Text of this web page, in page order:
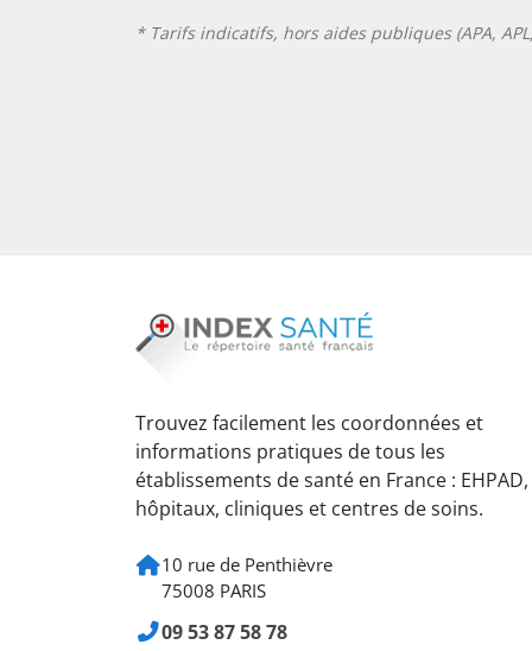
* Tarifs indicatifs, hors aides publiques (APA,
Trouvez facilement les coordonnées et
informations pratiques de tous les
établissements de santé en France : EHPAD,
hôpitaux, cliniques et centres de soins.
10 rue de Penthièvre
75008 PARIS
09 53 87 58 78